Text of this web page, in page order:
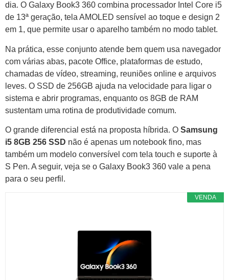
dia. O Galaxy Book3 360 combina processador Intel Core i5
de 13ª geração, tela AMOLED sensível ao toque e design 2
em 1, que permite usar o aparelho também no modo tablet.
Na prática, esse conjunto atende bem quem usa navegador
com várias abas, pacote Office, plataformas de estudo,
chamadas de vídeo, streaming, reuniões online e arquivos
leves. O SSD de 256GB ajuda na velocidade para ligar o
sistema e abrir programas, enquanto os 8GB de RAM
sustentam uma rotina de produtividade comum.
O grande diferencial está na proposta híbrida. O Samsung
i5 8GB 256 SSD não é apenas um notebook fino, mas
também um modelo conversível com tela touch e suporte à
S Pen. A seguir, veja se o Galaxy Book3 360 vale a pena
para o seu perfil.
VENDA